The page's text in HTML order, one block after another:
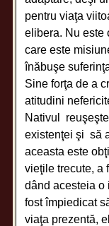
pentru viaţa
elibera. Nu este
care este
înăbuşe
Sine forţa de a
atitudini
Nativul
existenţei şi să
aceasta este
vieţile trecute, a
dând acesteia o
fost împiedicat
viaţa prezentă,